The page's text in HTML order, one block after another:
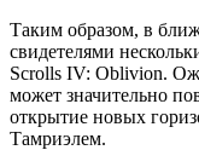
Таким образом, в
свидетелями
Scrolls IV: Oblivion.
может значительно
открытие новых
Тамриэлем.